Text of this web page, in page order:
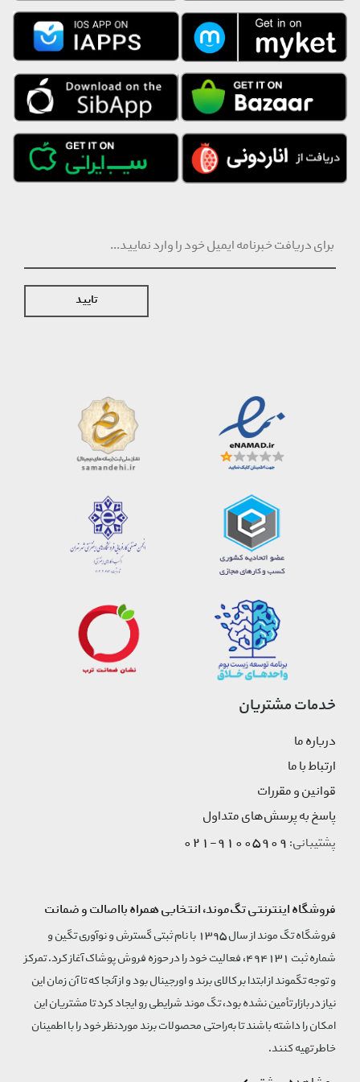
تایید
خدمات مشتریان
درباره ما
ارتباط با ما
قوانین و مقررات
پاسخ به پرسش‌های متداول
پشتیبانی: 91005909-021
فروشگاه اینترنتی تگ‌موند، انتخابی همراه بااصالت و ضمانت
فروشگاه تگ موند از سال 1395 با نام ثبتی گسترش و نوآوری تگین و
شماره ثبت 494131، فعالیت خود را در حوزه فروش پوشاک آغاز کرد. تمرکز
و توجه تگموند از ابتدا بر کالای برند و اورجینال بود و از آنجا که تا آن زمان این
نیاز در بازار تأمین نشده بود، تگ موند شرایطی رو ایجاد کرد تا مشتریان این
امکان را داشته باشند تا به‌راحتی محصولات برند مورد‌نظر خود را با اطمینان
خاطر تهیه کنند.